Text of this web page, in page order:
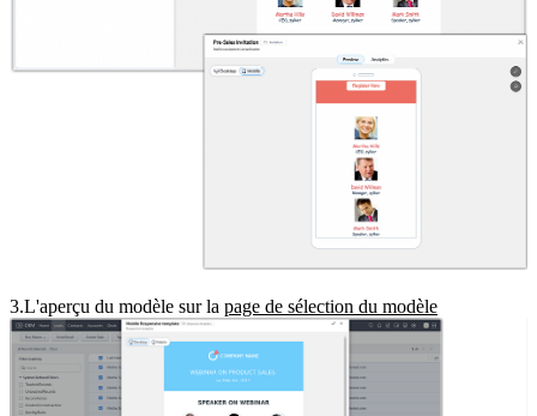
3.L'aperçu du modèle sur la page de sélection du modèle